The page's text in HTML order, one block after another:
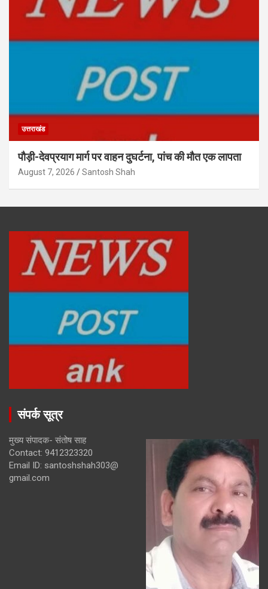
उत्तराखंड
पौड़ी-देवप्रयाग मार्ग पर वाहन दुघर्टना, पांच की मौत एक लापता
August 7, 2026 Santosh Shah
संपर्क सूत्र
मुख्य संपादक- संतोष साह
Contact: 9412323320
Email ID: santoshshah303@
gmail.com